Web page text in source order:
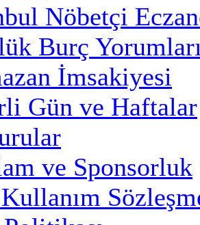
Nöbetçi
Burç
İmsakiyesi
Gün ve Haftalar
ve Sponsorluk